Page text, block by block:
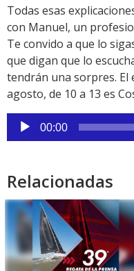
Todas esas
con Manuel, un
Te convido a que lo
que digan que lo
tendrán una sorpres. El
agosto, de 10 a 13 es
Reproductor
de
00:00
Relacionadas